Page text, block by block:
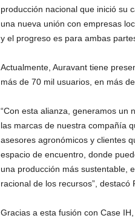
producción nacional que inició su
una nueva unión con empresas
y el progreso es para ambas
Actualmente, Auravant tiene
más de 70 mil usuarios, en más
“Con esta alianza, generamos un
las marcas de nuestra compañía
asesores agronómicos y clientes
espacio de encuentro, donde
una producción más sustentable,
racional de los recursos”, destacó
Gracias a esta fusión con Case